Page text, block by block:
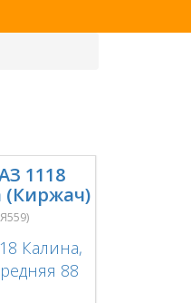
1118
(Киржач)
Я559)